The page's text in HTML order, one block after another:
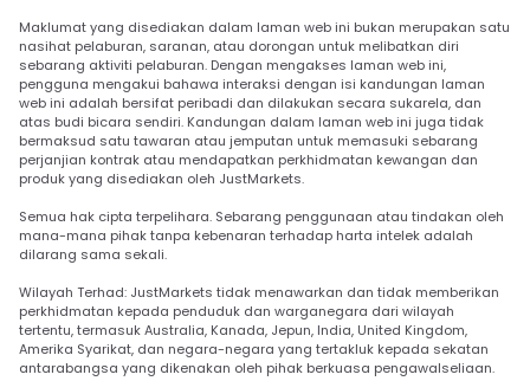
Maklumat yang disediakan dalam laman web ini bukan merupakan satu
nasihat pelaburan, saranan, atau dorongan untuk melibatkan diri
sebarang aktiviti pelaburan. Dengan mengakses laman web ini,
pengguna mengakui bahawa interaksi dengan isi kandungan laman
web ini adalah bersifat peribadi dan dilakukan secara sukarela, dan
atas budi bicara sendiri. Kandungan dalam laman web ini juga tidak
bermaksud satu tawaran atau jemputan untuk memasuki sebarang
perjanjian kontrak atau mendapatkan perkhidmatan kewangan dan
produk yang disediakan oleh JustMarkets.
Semua hak cipta terpelihara. Sebarang penggunaan atau tindakan oleh
mana-mana pihak tanpa kebenaran terhadap harta intelek adalah
dilarang sama sekali.
Wilayah Terhad: JustMarkets tidak menawarkan dan tidak memberikan
perkhidmatan kepada penduduk dan warganegara dari wilayah
tertentu, termasuk Australia, Kanada, Jepun, India, United Kingdom,
Amerika Syarikat, dan negara-negara yang tertakluk kepada sekatan
antarabangsa yang dikenakan oleh pihak berkuasa pengawalseliaan.